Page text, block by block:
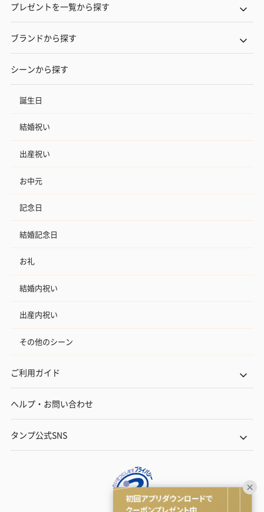
プレゼントを一覧から探す
ブランドから探す
シーンから探す
誕生日
結婚祝い
出産祝い
お中元
記念日
結婚記念日
お礼
結婚内祝い
出産内祝い
その他のシーン
ご利用ガイド
ヘルプ・お問い合わせ
タンプ公式SNS